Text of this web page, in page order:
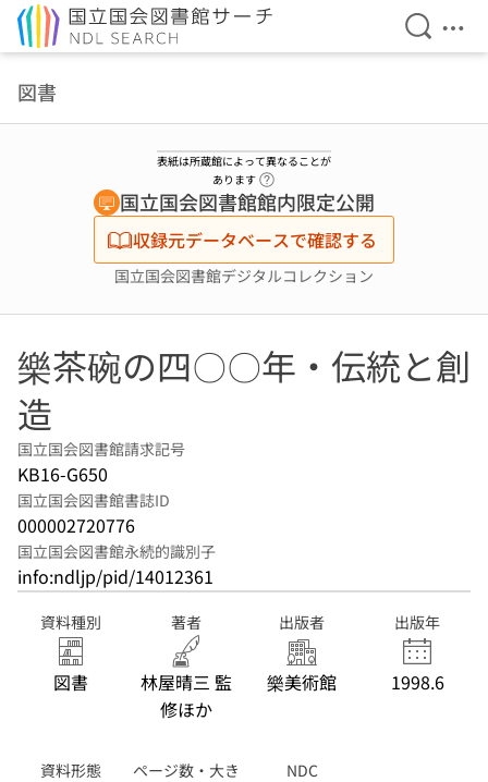
検索を
メ
図書
表紙は所蔵館によって異なることが
あります
国立国会図書館館内限定公開
収録元データベースで確認する
国立国会図書館デジタルコレクション
樂茶碗の四〇〇年・伝統と創
造
国立国会図書館請求記号
KB16-G650
国立国会図書館書誌ID
000002720776
国立国会図書館永続的識別子
info:ndljp/pid/14012361
資料種別
図書
著者
林屋晴三 監
修ほか
出版者
樂美術館
出版年
1998.6
資料形態
ページ数・大き
NDC